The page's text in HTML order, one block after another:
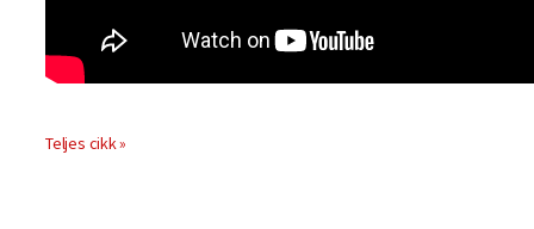
Teljes cikk »